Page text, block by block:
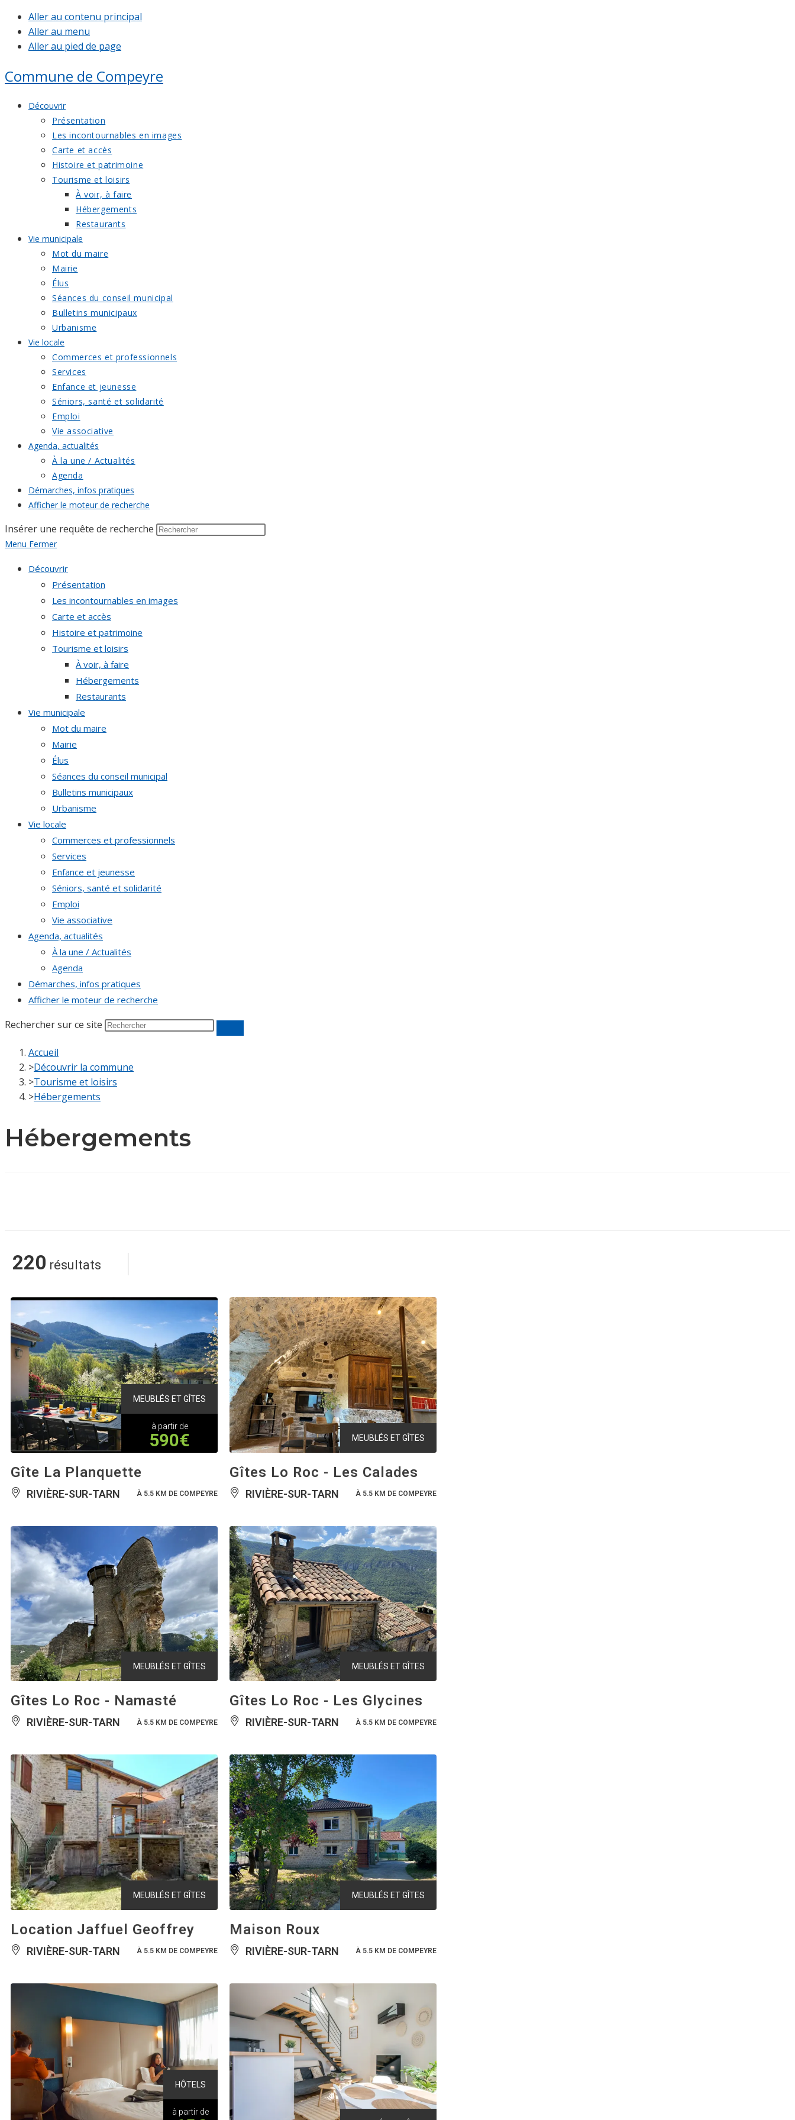
Aller au contenu principal
Aller au menu
Aller au pied de page
Commune de Compeyre
Découvrir
Présentation
Les incontournables en images
Carte et accès
Histoire et patrimoine
Tourisme et loisirs
À voir, à faire
Hébergements
Restaurants
Vie municipale
Mot du maire
Mairie
Élus
Séances du conseil municipal
Bulletins municipaux
Urbanisme
Vie locale
Commerces et professionnels
Services
Enfance et jeunesse
Séniors, santé et solidarité
Emploi
Vie associative
Agenda, actualités
À la une / Actualités
Agenda
Démarches, infos pratiques
Afficher le moteur de recherche
Insérer une requête de recherche
Menu Fermer
Découvrir
Présentation
Les incontournables en images
Carte et accès
Histoire et patrimoine
Tourisme et loisirs
À voir, à faire
Hébergements
Restaurants
Vie municipale
Mot du maire
Mairie
Élus
Séances du conseil municipal
Bulletins municipaux
Urbanisme
Vie locale
Commerces et professionnels
Services
Enfance et jeunesse
Séniors, santé et solidarité
Emploi
Vie associative
Agenda, actualités
À la une / Actualités
Agenda
Démarches, infos pratiques
Afficher le moteur de recherche
Rechercher sur ce site
Accueil
>Découvrir la commune
>Tourisme et loisirs
>Hébergements
Hébergements
220 résultats
MEUBLÉS ET GÎTES
à partir de
590€
Gîte La Planquette
RIVIÈRE-SUR-TARN À 5.5 KM DE COMPEYRE
MEUBLÉS ET GÎTES
Gîtes Lo Roc - Les Calades
RIVIÈRE-SUR-TARN À 5.5 KM DE COMPEYRE
MEUBLÉS ET GÎTES
Gîtes Lo Roc - Namasté
RIVIÈRE-SUR-TARN À 5.5 KM DE COMPEYRE
MEUBLÉS ET GÎTES
Gîtes Lo Roc - Les Glycines
RIVIÈRE-SUR-TARN À 5.5 KM DE COMPEYRE
MEUBLÉS ET GÎTES
Location Jaffuel Geoffrey
RIVIÈRE-SUR-TARN À 5.5 KM DE COMPEYRE
MEUBLÉS ET GÎTES
Maison Roux
RIVIÈRE-SUR-TARN À 5.5 KM DE COMPEYRE
HÔTELS
à partir de